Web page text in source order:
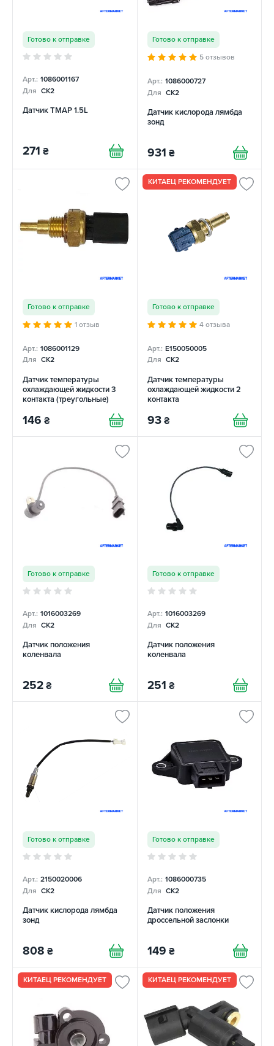
Готово к отправке
Арт.: 1086001167
Для CK2
Датчик TMAP 1.5L
271 ₴
Готово к отправке
5 отзывов
Арт.: 1086000727
Для CK2
Датчик кислорода лямбда
зонд
931 ₴
Готово к отправке
1 отзыв
Арт.: 1086001129
Для CK2
Датчик температуры
охлаждающей жидкости 3
контакта (треугольные)
146 ₴
КИТАЕЦ РЕКОМЕНДУЕТ
Готово к отправке
4 отзыва
Арт.: E150050005
Для CK2
Датчик температуры
охлаждающей жидкости 2
контакта
93 ₴
Готово к отправке
Арт.: 1016003269
Для CK2
Датчик положения
коленвала
252 ₴
Готово к отправке
Арт.: 1016003269
Для CK2
Датчик положения
коленвала
251 ₴
Готово к отправке
Арт.: 2150020006
Для CK2
Датчик кислорода лямбда
зонд
808 ₴
Готово к отправке
Арт.: 1086000735
Для CK2
Датчик положения
дроссельной заслонки
149 ₴
КИТАЕЦ РЕКОМЕНДУЕТ КИТАЕЦ РЕКОМЕНДУЕТ